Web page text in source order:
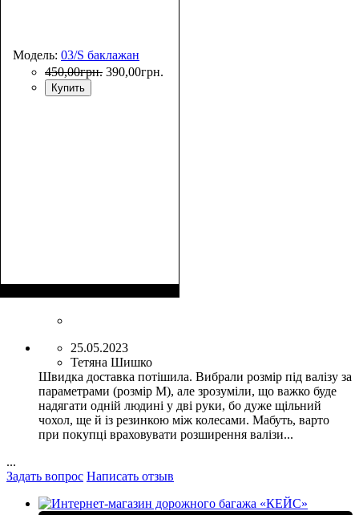
Модель: 03/S баклажан
450,00грн. 390,00грн.
Купить
25.05.2023
Тетяна Шишко
Швидка доставка потішила. Вибрали розмір під валізу за
параметрами (розмір М), але зрозуміли, що важко буде
надягати одній людині у дві руки, бо дуже щільний
чохол, ще й із резинкою між колесами. Мабуть, варто
при покупці враховувати розширення валізи...
...
Задать вопрос Написать отзыв